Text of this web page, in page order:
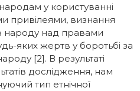
у користуванні
привілеями, визнання
народу над правами
яких жертв у боротьбі за
[2]. В результаті
дослідження, нам
тип етнічної